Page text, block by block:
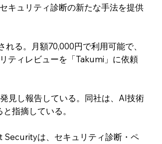
キュリティ診断の新たな手法を提供
る。月額70,000円で利用可能で、
ティレビューを「Takumi」に依頼
見し報告している。同社は、AI技術
指摘している。
Securityは、セキュリティ診断・ペ